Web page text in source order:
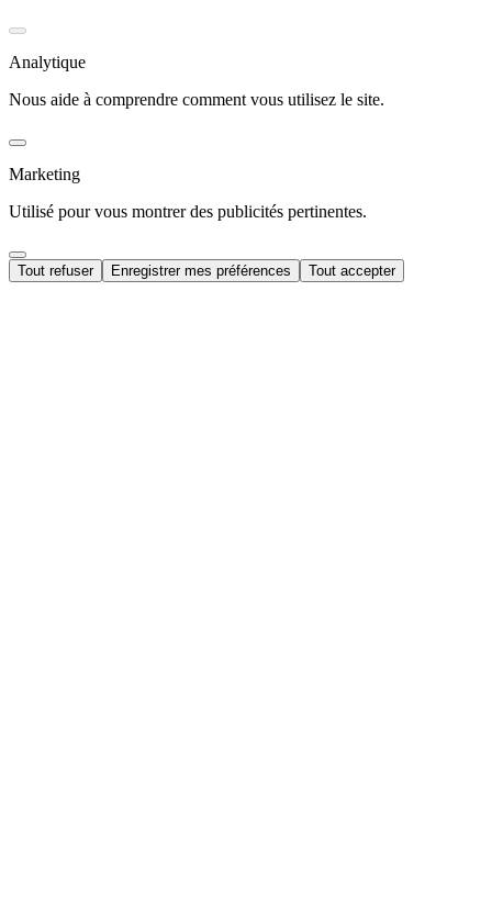
Analytique
Nous aide à comprendre comment vous utilisez le site.
Marketing
Utilisé pour vous montrer des publicités pertinentes.
Tout refuser Enregistrer mes préférences Tout accepter